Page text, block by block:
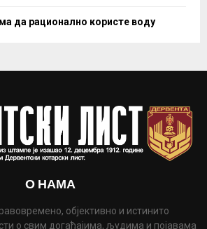
да рационално користе воду
О НАМА
објективно и истинито
о свим догађајима, људима и појавама